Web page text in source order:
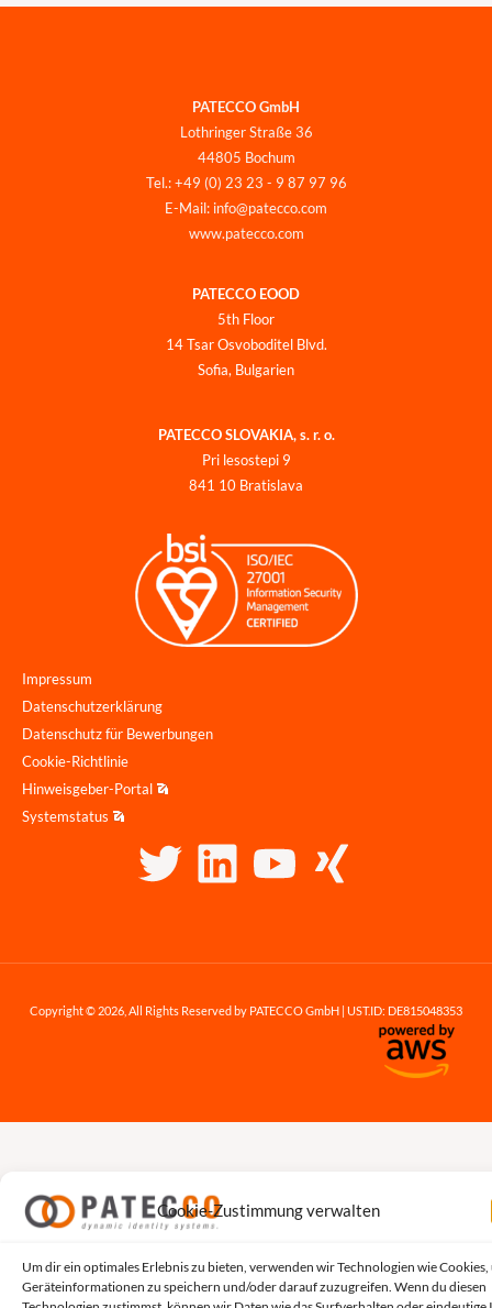
Cookie-Zustimmung verwalten
Um dir ein optimales Erlebnis zu bieten, verwenden wir Technologien wie Cookies,
Geräteinformationen zu speichern und/oder darauf zuzugreifen. Wenn du diesen
PATECCO GmbH
Lothringer Straße 36
44805 Bochum
Tel.: +49 (0) 23 23 - 9 87 97 96
E-Mail: info@patecco.com
www.patecco.com
PATECCO EOOD
5th Floor
14 Tsar Osvoboditel Blvd.
Sofia, Bulgarien
PATECCO SLOVAKIA, s. r. o.
Pri lesostepi 9
841 10 Bratislava
Impressum
Datenschutzerklärung
Datenschutz für Bewerbungen
Cookie-Richtlinie
Hinweisgeber-Portal
Systemstatus
Copyright © 2026, All Rights Reserved by PATECCO GmbH | UST.ID: DE815048353